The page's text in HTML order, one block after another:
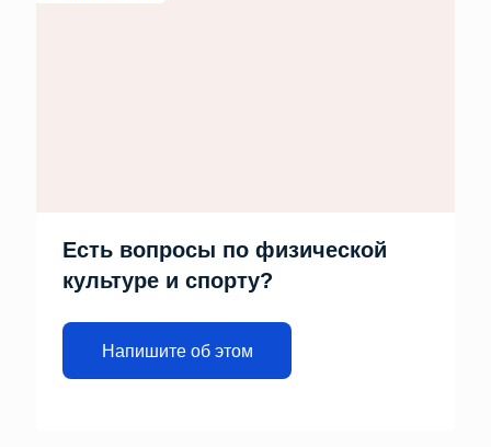
Есть вопросы по физической
культуре и спорту?
Напишите об этом